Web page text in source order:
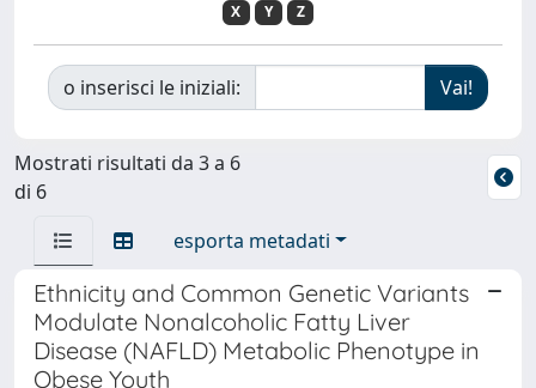
X
Y Z
o inserisci le iniziali:
Mostrati risultati da 3 a 6
di 6
esporta metadati
Ethnicity and Common Genetic Variants
Modulate Nonalcoholic Fatty Liver
Disease (NAFLD) Metabolic Phenotype in
Obese Youth